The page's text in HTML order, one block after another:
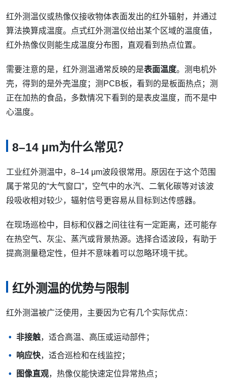
红外测温仪或热像仪接收物体表面发出的红外辐射，并通过
算法换算成温度。点式红外测温仪给出某个区域的温度值，
红外热像仪则能生成温度分布图，直观看到热点位置。
需要注意的是，红外测温通常反映的是表面温度。测电机外
壳，得到的是外壳温度；测PCB板，看到的是板面热点；测
正在加热的食品，多数情况下看到的是表皮温度，而不是中
心温度。
8–14 μm为什么常见？
工业红外测温中，8–14 μm波段很常用。原因在于这个范围
属于常见的“大气窗口”，空气中的水汽、二氧化碳等对该波
段吸收相对较少，辐射信号更容易从目标到达传感器。
在现场巡检中，目标和仪器之间往往有一定距离，还可能存
在热空气、灰尘、蒸汽或背景热源。选择合适波段，有助于
提高测量稳定性，但并不意味着可以忽略环境干扰。
红外测温的优势与限制
红外测温被广泛使用，主要因为它有几个实际优点：
非接触，适合高温、高压或运动部件；
响应快，适合巡检和在线监控；
图像直观，热像仪能快速定位异常热点；